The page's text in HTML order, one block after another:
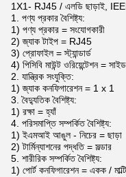
1X1- RJ45 / এলডি ছাড়াই,
1. পণ্য প্রকার বৈশিষ্ট্য:
1) পণ্য প্রকার = সংযোগকারী
2) জ্যাক টাইপ = RJ45
3) প্রোফাইল = স্ট্যান্ডার্ড
4) পিসিবি মাউন্ট ওরিয়েন্টেশন =
2. যান্ত্রিক সংযুক্তি:
1) জ্যাক কনফিগারেশন = 1 x 1
3. বৈদ্যুতিক বৈশিষ্ট্য:
1) রক্ষা = হ্যাঁ
4. পরিসমাপ্তি সম্পর্কিত বৈশিষ্ট্য:
1) ইএমআই আঙুল - নিচের = ছাড়া
2) টার্মিন্যাশনের পদ্ধতি = সল্ডার
5. শারীরিক সম্পর্কিত বৈশিষ্ট্য:
1) পোর্ট কনফিগারেশন = একক / মাল্টি